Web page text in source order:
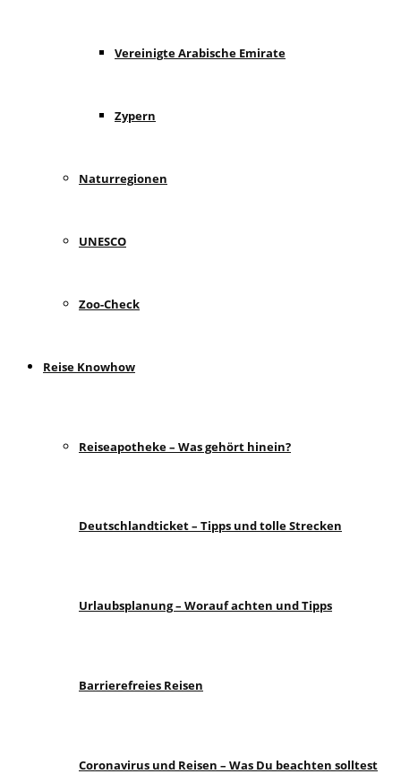
Vereinigte Arabische Emirate
Zypern
Naturregionen
UNESCO
Zoo-Check
Reise Knowhow
Reiseapotheke – Was gehört hinein?
Deutschlandticket – Tipps und tolle Strecken
Urlaubsplanung – Worauf achten und Tipps
Barrierefreies Reisen
Coronavirus und Reisen – Was Du beachten solltest